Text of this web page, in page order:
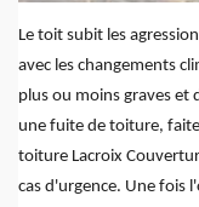
Le toit subit les
avec les changements
plus ou moins graves et
une fuite de toiture,
toiture Lacroix
cas d'urgence. Une fois